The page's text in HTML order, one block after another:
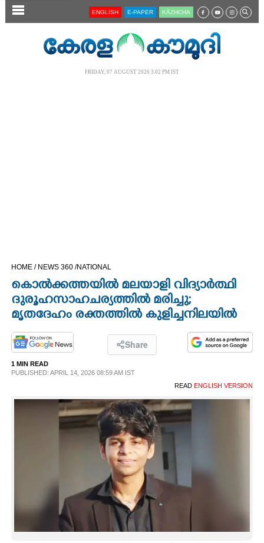
SECTIONS
OPINION
PHOTOS
LIFESTYLE
ENGLISH E-PAPER KĀZHCHA
FRIDAY, 07 AUGUST 2026 3.02 PM IST
HOME / NEWS 360 /NATIONAL
കൊൽക്കത്തയിൽ മലയാളി വിദ്യാർത്ഥി
ദുരൂഹ സാഹചര്യത്തിൽ മരിച്ചു;
മൃതദേഹം രക്തത്തിൽ കുളിച്ചനിലയിൽ
Share
1 MIN READ
PUBLISHED: APRIL 14, 2026 08:59 AM IST
READ ENGLISH VERSION